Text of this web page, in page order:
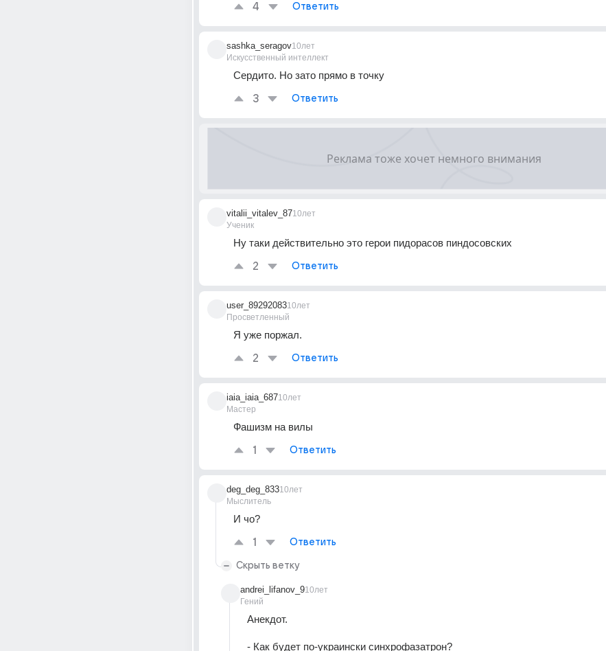
4 Ответить
sashka_seragov
Искусственный интеллект
10лет
Сердито. Но зато прямо в точку
3 Ответить
vitalii_vitalev_87
Ученик
10лет
Ну таки действительно это герои пидорасов пиндосовских
2 Ответить
user_89292083
Просветленный
10лет
Я уже поржал.
2 Ответить
iaia_iaia_687
Мастер
10лет
Фашизм на вилы
1 Ответить
deg_deg_833
Мыслитель
10лет
И чо?
1 Ответить
Скрыть ветку
andrei_lifanov_9
Гений
10лет
Анекдот.
- Как будет по-украински синхрофазатрон?